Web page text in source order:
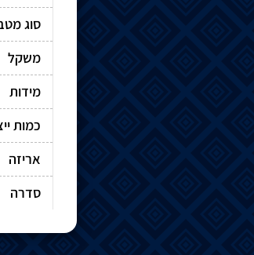
סוג
משקל
מידות
כמות
אריזה
סדרה